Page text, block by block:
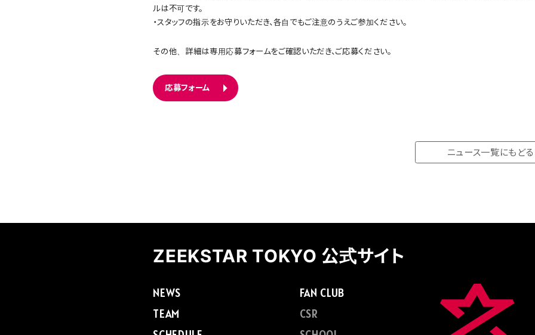
ルは不可です。
・スタッフの指示をお守りいただき、各自でもご注意のうえご参加ください。
その他、詳細は専用応募フォームをご確認いただき、ご応募ください。
応募フォーム
ニュース一覧にもどる
ZEEKSTAR TOKYO 公式サイト
NEWS
TEAM
FAN CLUB
CSR